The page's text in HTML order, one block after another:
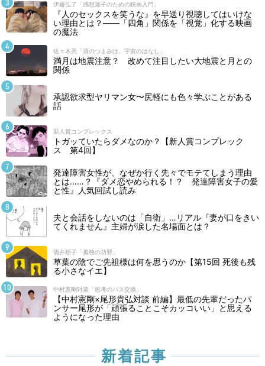
伊藤弘了「感想迷子のための映画入門」
『人のセックスを笑うな』を早送り視聴してはいけな
い理由とは？――「四角」関係を「視覚」化する映画
の魔法
佐々木亮「酒のつまみは、宇宙のはなし」
満月は地震注意？ 改めて注目したい大地震と月との
関係
承認欲求型ヤリマン女〜尻軽にも色々学ぶことがある
話
新人賞コンプレックス
トガッていたらダメなのか？【新人賞コンプレック
ス 第4回】
発達障害女性が、なぜか行く先々でモテてしまう理由
とは……？『ダメ恋やめられる！？ 発達障害女子の愛
と性』人気回試し読み
夫と会話をしないのは「自衛」…リアル『妻が口をきい
てくれません』主婦が涙した名場面とは？
酒井順子「孤独の功罪」
草葉の陰でご先祖様は何を思うのか【第15回 死後も残
る小さなイエ】
中村憲剛対談「思考のパス交換」
【中村憲剛×尾形貴弘対談 前編】最低の先輩だったパ
ンサー尾形が「頑張ることこそカッコいい」と思える
ようになった理由
新着記事